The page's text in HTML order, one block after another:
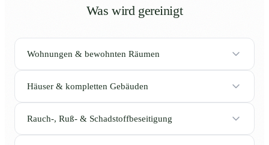
Was wird gereinigt
Wohnungen & bewohnten Räumen
Häuser & kompletten Gebäuden
Rauch-, Ruß- & Schadstoffbeseitigung